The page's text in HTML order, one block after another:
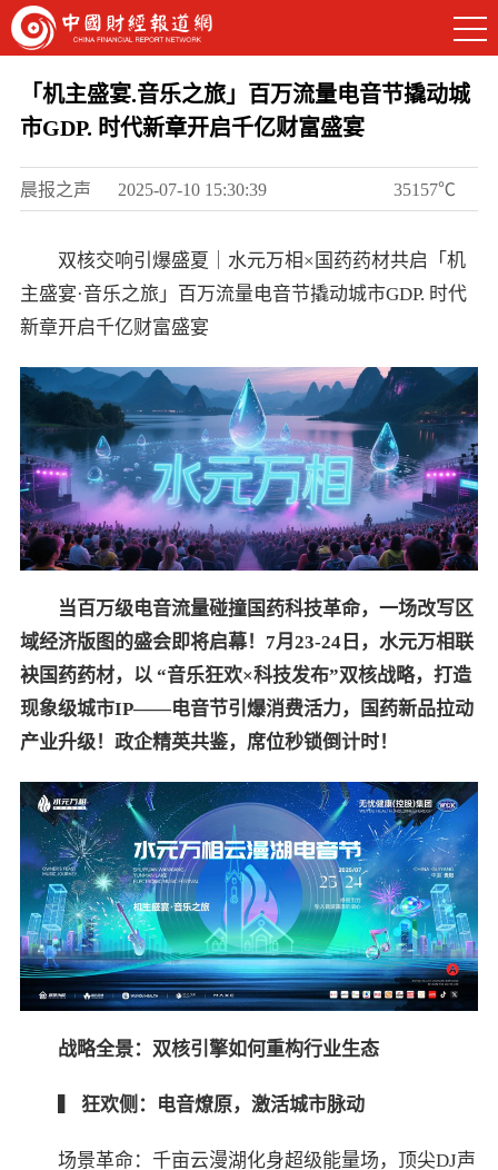
「机主盛宴.音乐之旅」百万流量电音节撬动城
市GDP. 时代新章开启千亿财富盛宴
晨报之声 2025-07-10 15:30:39 35157℃
双核交响引爆盛夏｜水元万相×国药药材共启「机
主盛宴·音乐之旅」百万流量电音节撬动城市GDP. 时代
新章开启千亿财富盛宴
当百万级电音流量碰撞国药科技革命，一场改写区
域经济版图的盛会即将启幕！ 7月 23-24日，水元万相联
袂国药药材，以 “音乐狂欢×科技发布”双核战略，打造
现象级城市IP——电音节引爆消费活力，国药新品拉动
产业升级！政企精英共鉴，席位秒锁倒计时！
战略全景：双核引擎如何重构行业生态
狂欢侧：电音燎原，激活城市脉动
场景革命：千亩云漫湖化身超级能量场，顶尖DJ声